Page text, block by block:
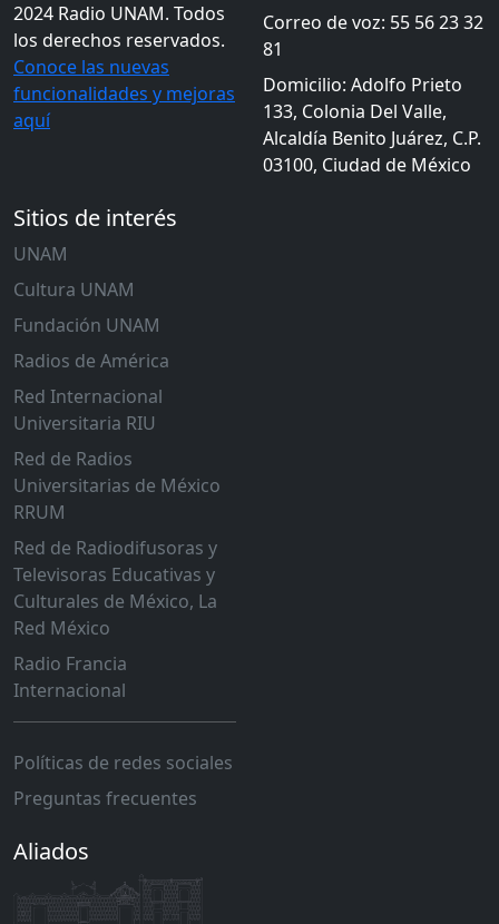
2024 Radio UNAM. Todos
los derechos reservados.
Conoce las nuevas
funcionalidades y mejoras
aquí
Correo de voz: 55 56 23 32
81
Domicilio: Adolfo Prieto
133, Colonia Del Valle,
Alcaldía Benito Juárez, C.P.
03100, Ciudad de México
Sitios de interés
UNAM
Cultura UNAM
Fundación UNAM
Radios de América
Red Internacional
Universitaria RIU
Red de Radios
Universitarias de México
RRUM
Red de Radiodifusoras y
Televisoras Educativas y
Culturales de México, La
Red México
Radio Francia
Internacional
Políticas de redes sociales
Preguntas frecuentes
Aliados